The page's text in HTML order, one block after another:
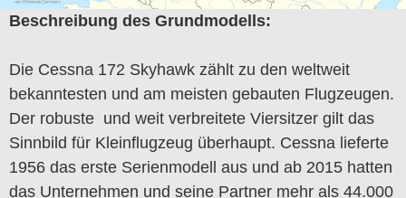
Beschreibung des Grundmodells:
Die Cessna 172 Skyhawk zählt zu den weltweit
bekanntesten und am meisten gebauten Flugzeugen.
Der robuste und weit verbreitete Viersitzer gilt das
Sinnbild für Kleinflugzeug überhaupt. Cessna lieferte
1956 das erste Serienmodell aus und ab 2015 hatten
das Unternehmen und seine Partner mehr als 44.000